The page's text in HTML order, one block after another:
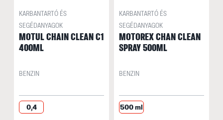
KARBANTARTÓ ÉS
SEGÉDANYAGOK
MOTUL CHAIN CLEAN C1
400ML
BENZIN
0,4
KARBANTARTÓ ÉS
SEGÉDANYAGOK
MOTOREX CHAN CLEAN
SPRAY 500ML
BENZIN
500 ml